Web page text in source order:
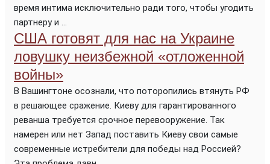
время интима исключительно ради того, чтобы угодить
партнеру и ...
США готовят для нас на Украине
ловушку неизбежной «отложенной
войны»
В Вашингтоне осознали, что поторопились втянуть РФ
в решающее сражение. Киеву для гарантированного
реванша требуется срочное перевооружение. Так
намерен или нет Запад поставить Киеву свои самые
современные истребители для победы над Россией?